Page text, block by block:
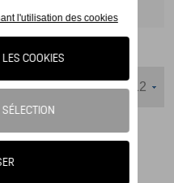
d'éléments affichés :